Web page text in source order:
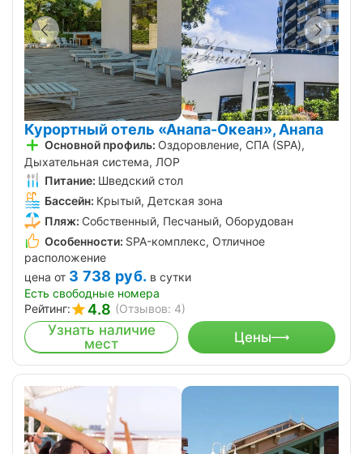
Курортный отель «Анапа-Океан», Анапа
Основной профиль: Оздоровление, СПА (SPA),
Дыхательная система, ЛОР
Питание: Шведский стол
Бассейн: Крытый, Детская зона
Пляж: Собственный, Песчаный, Оборудован
Особенности: SPA-комплекс, Отличное
расположение
цена от 3 738 руб. в сутки
Есть свободные номера
Рейтинг:
4.8 (Отзывов: 4)
Узнать наличие
мест
Цены